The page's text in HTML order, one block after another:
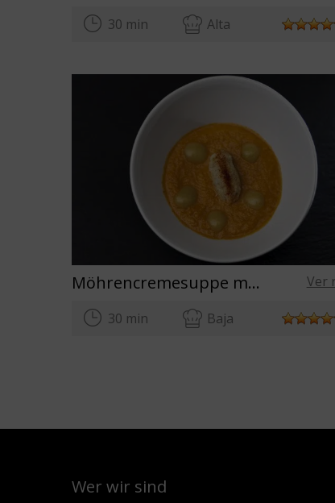
30 min Alta
Möhrencremesuppe mit Stockfischpüree Ver
30 min Baja
Wer wir sind